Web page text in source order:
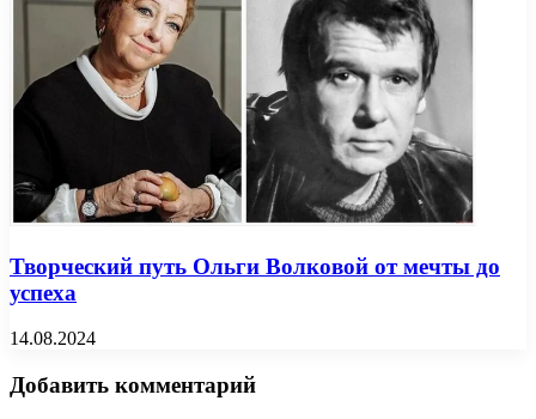
Творческий путь Ольги Волковой от мечты до
успеха
14.08.2024
Добавить комментарий